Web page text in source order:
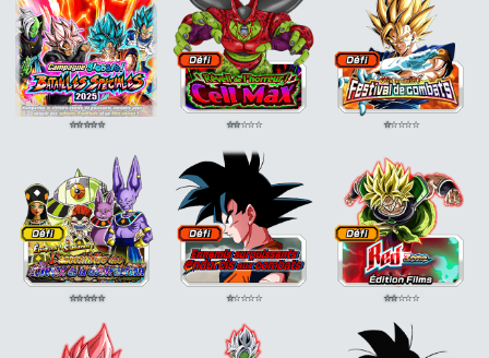
⭐⭐⭐⭐⭐ ⭐⭐⭐⭐⭐ ⭐⭐⭐⭐⭐
⭐⭐⭐⭐⭐ ⭐⭐⭐⭐⭐ ⭐⭐⭐⭐⭐